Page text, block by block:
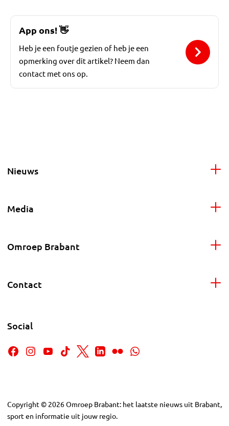
App ons!👋
Heb je een foutje gezien of heb je een
opmerking over dit artikel? Neem dan
contact met ons op.
Nieuws
Media
Omroep Brabant
Contact
Social
Copyright © 2026Omroep Brabant: het laatste nieuws uit Brabant,
sport en informatie uit jouw regio.